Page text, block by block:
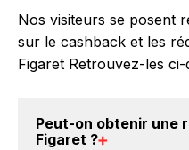
Nos visiteurs se posent
sur le cashback et les
Figaret Retrouvez-les ci-
Peut-on obtenir une
Figaret ?